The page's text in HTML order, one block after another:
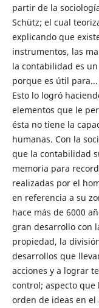
partir de la
Schütz; el cual
explicando que
instrumentos, las
la contabilidad es
porque es útil
Esto lo logró
elementos que le
ésta no tiene la
humanas. Con la
que la contabilidad
memoria para
realizadas por el
en referencia a su
hace más de 6000
gran desarrollo con
propiedad, la
desarrollos que
acciones y a lograr
control; aspecto
orden de ideas en